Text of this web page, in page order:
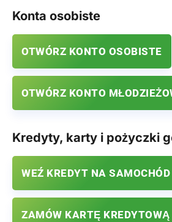
Konta osobiste
OTWÓRZ KONTO OSOBISTE
OTWÓRZ KONTO
Kredyty, karty i pożyczki
WEŹ KREDYT NA SAMOCHÓD
ZAMÓW KARTĘ KREDYTOWĄ